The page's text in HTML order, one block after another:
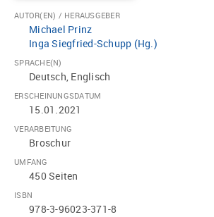
AUTOR(EN) / HERAUSGEBER
Michael Prinz
Inga Siegfried-Schupp (Hg.)
SPRACHE(N)
Deutsch, Englisch
ERSCHEINUNGSDATUM
15.01.2021
VERARBEITUNG
Broschur
UMFANG
450 Seiten
ISBN
978-3-96023-371-8